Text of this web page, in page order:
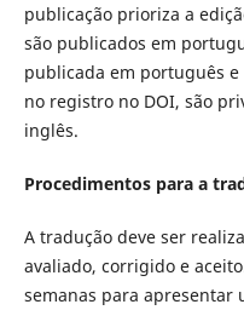
publicação prioriza a
são publicados em
publicada em português
no registro no DOI, são
inglês.
Procedimentos para a
A tradução deve ser
avaliado, corrigido e
semanas para apresentar